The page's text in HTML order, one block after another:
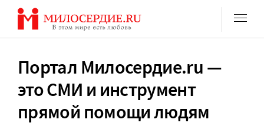
Перейти
содержанию
Портал Милосердие.ru —
это СМИ и инструмент
прямой помощи людям